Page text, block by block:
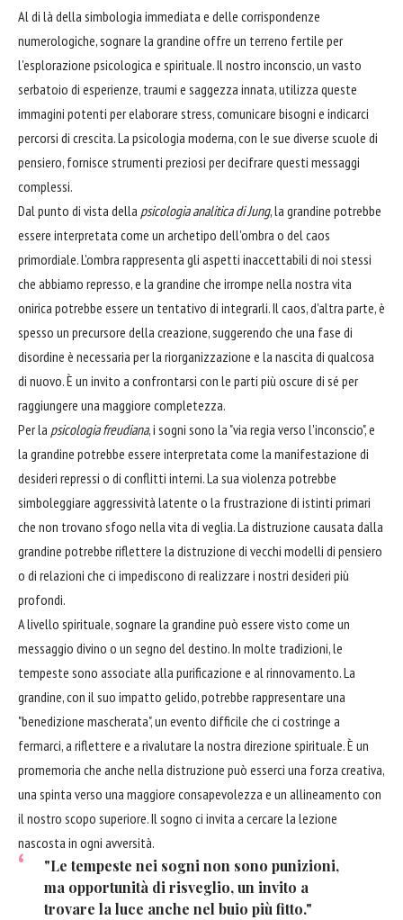
Al di là della simbologia immediata e delle corrispondenze
numerologiche, sognare la grandine offre un terreno fertile per
l'esplorazione psicologica e spirituale. Il nostro inconscio, un vasto
serbatoio di esperienze, traumi e saggezza innata, utilizza queste
immagini potenti per elaborare stress, comunicare bisogni e indicarci
percorsi di crescita. La psicologia moderna, con le sue diverse scuole di
pensiero, fornisce strumenti preziosi per decifrare questi messaggi
complessi.
Dal punto di vista della psicologia analitica di Jung, la grandine potrebbe
essere interpretata come un archetipo dell'ombra o del caos
primordiale. L'ombra rappresenta gli aspetti inaccettabili di noi stessi
che abbiamo represso, e la grandine che irrompe nella nostra vita
onirica potrebbe essere un tentativo di integrarli. Il caos, d'altra parte, è
spesso un precursore della creazione, suggerendo che una fase di
disordine è necessaria per la riorganizzazione e la nascita di qualcosa
di nuovo. È un invito a confrontarsi con le parti più oscure di sé per
raggiungere una maggiore completezza.
Per la psicologia freudiana, i sogni sono la "via regia verso l'inconscio", e
la grandine potrebbe essere interpretata come la manifestazione di
desideri repressi o di conflitti interni. La sua violenza potrebbe
simboleggiare aggressività latente o la frustrazione di istinti primari
che non trovano sfogo nella vita di veglia. La distruzione causata dalla
grandine potrebbe riflettere la distruzione di vecchi modelli di pensiero
o di relazioni che ci impediscono di realizzare i nostri desideri più
profondi.
A livello spirituale, sognare la grandine può essere visto come un
messaggio divino o un segno del destino. In molte tradizioni, le
tempeste sono associate alla purificazione e al rinnovamento. La
grandine, con il suo impatto gelido, potrebbe rappresentare una
"benedizione mascherata", un evento difficile che ci costringe a
fermarci, a riflettere e a rivalutare la nostra direzione spirituale. È un
promemoria che anche nella distruzione può esserci una forza creativa,
una spinta verso una maggiore consapevolezza e un allineamento con
il nostro scopo superiore. Il sogno ci invita a cercare la lezione
nascosta in ogni avversità.
"Le tempeste nei sogni non sono punizioni,
ma opportunità di risveglio, un invito a
trovare la luce anche nel buio più fitto."